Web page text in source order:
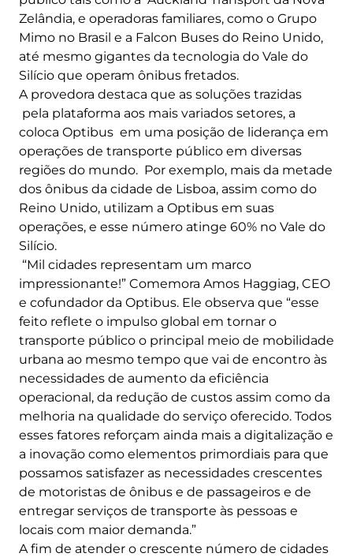
Zelândia, e operadoras familiares, como o Grupo
Mimo no Brasil e a Falcon Buses do Reino Unido,
até mesmo gigantes da tecnologia do Vale do
Silício que operam ônibus fretados.
A provedora destaca que as soluções trazidas
pela plataforma aos mais variados setores, a
coloca Optibus em uma posição de liderança em
operações de transporte público em diversas
regiões do mundo. Por exemplo, mais da metade
dos ônibus da cidade de Lisboa, assim como do
Reino Unido, utilizam a Optibus em suas
operações, e esse número atinge 60% no Vale do
Silício.
“Mil cidades representam um marco
impressionante!” Comemora Amos Haggiag, CEO
e cofundador da Optibus. Ele observa que “esse
feito reflete o impulso global em tornar o
transporte público o principal meio de mobilidade
urbana ao mesmo tempo que vai de encontro às
necessidades de aumento da eficiência
operacional, da redução de custos assim como da
melhoria na qualidade do serviço oferecido. Todos
esses fatores reforçam ainda mais a digitalização e
a inovação como elementos primordiais para que
possamos satisfazer as necessidades crescentes
de motoristas de ônibus e de passageiros e de
entregar serviços de transporte às pessoas e
locais com maior demanda.”
A fim de atender o crescente número de cidades